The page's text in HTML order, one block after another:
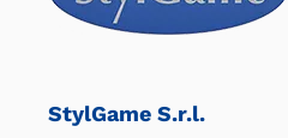
StylGame S.r.l.